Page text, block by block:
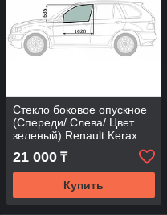
Стекло боковое опускное
(Спереди/ Слева/ Цвет
зеленый) Renault Kerax
21 000 ₸
Купить